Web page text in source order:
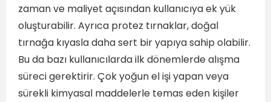
zaman ve maliyet açısından kullanıcıya ek yük
oluşturabilir. Ayrıca protez tırnaklar, doğal
tırnağa kıyasla daha sert bir yapıya sahip olabilir.
Bu da bazı kullanıcılarda ilk dönemlerde alışma
süreci gerektirir. Çok yoğun el işi yapan veya
sürekli kimyasal maddelerle temas eden kişiler